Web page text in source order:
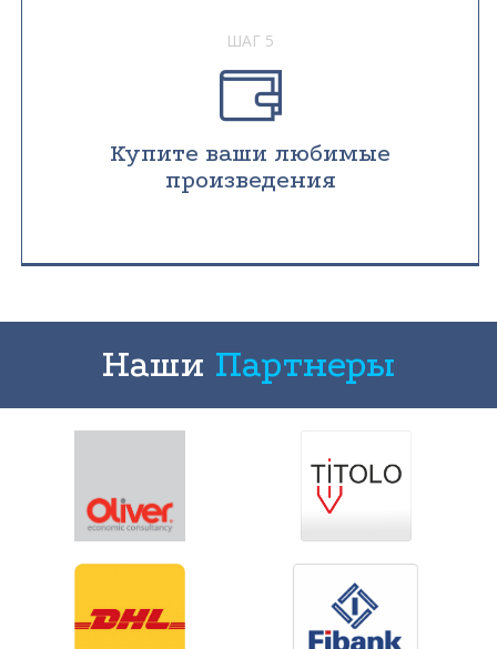
ШАГ 5
Купите ваши любимые
произведения
Наши Партнеры